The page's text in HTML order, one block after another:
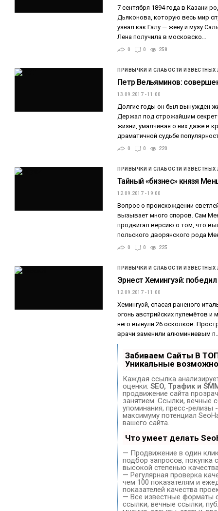
7 сентября 1894 года в Казани
Дьяконова, которую весь мир
узнал как Галу — жену и музу
Лена получила в московско…
0 0 258
ПРИВЫЧКИ И СЛАБОСТИ
Петр Вельяминов:
13.09.2017 - 11:00
Долгие годы он был вынужден
Держал под строжайшим
жизни, умалчивая о них даже в
драматичной судьбе
0 0 220
ПРИВЫЧКИ И СЛАБОСТИ
Тайный «бизнес» князя
12.09.2017 - 19:00
Вопрос о происхождении
вызывает много споров. Сам
продвигал версию о том, что
польского дворянского рода
0 0 225
ПРИВЫЧКИ И СЛАБОСТИ
Эрнест Хемингуэй:
12.09.2017 - 11:00
Хемингуэй, спасая раненого
огонь австрийских пулемётов и
него вынули 26 осколков.
врачи заменили алюминиевым
Забиваем Сайты В
Уникальные
Каждая ссылка
оценки:SEO, Трафик и
продвижение сайта
занятием. Ссылки, вечные
упоминания, пресс-релизы
максимуму потенциал
вашего сайта.
Что умеет делать
— Продвижение в один
подбор запросов, покупка
высокой степенью
— Регулярная проверка
чем 100 показателям и
показателей качества
— Все известные форматы
ссылки, вечные ссылки,